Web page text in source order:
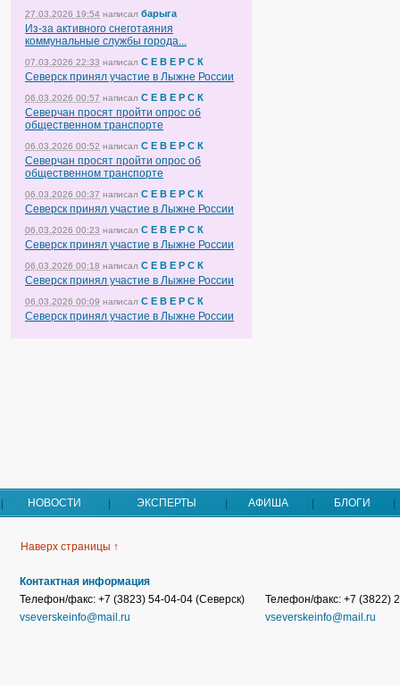
27.03.2026 19:54 написал барыга
Из-за активного снеготаяния
коммунальные службы города...
07.03.2026 22:33 написал С Е В Е Р С К
Северск принял участие в Лыжне России
06.03.2026 00:57 написал С Е В Е Р С К
Северчан просят пройти опрос об
общественном транспорте
06.03.2026 00:52 написал С Е В Е Р С К
Северчан просят пройти опрос об
общественном транспорте
06.03.2026 00:37 написал С Е В Е Р С К
Северск принял участие в Лыжне России
06.03.2026 00:23 написал С Е В Е Р С К
Северск принял участие в Лыжне России
06.03.2026 00:18 написал С Е В Е Р С К
Северск принял участие в Лыжне России
06.03.2026 00:09 написал С Е В Е Р С К
Северск принял участие в Лыжне России
НОВОСТИ ЭКСПЕРТЫ АФИША БЛОГИ
Наверх страницы ↑
Контактная информация
Телефон/факс: +7 (3823) 54-04-04 (Северск)
vseverskeinfo@mail.ru
Телефон/факс: +7 (3822)
vseverskeinfo@mail.ru